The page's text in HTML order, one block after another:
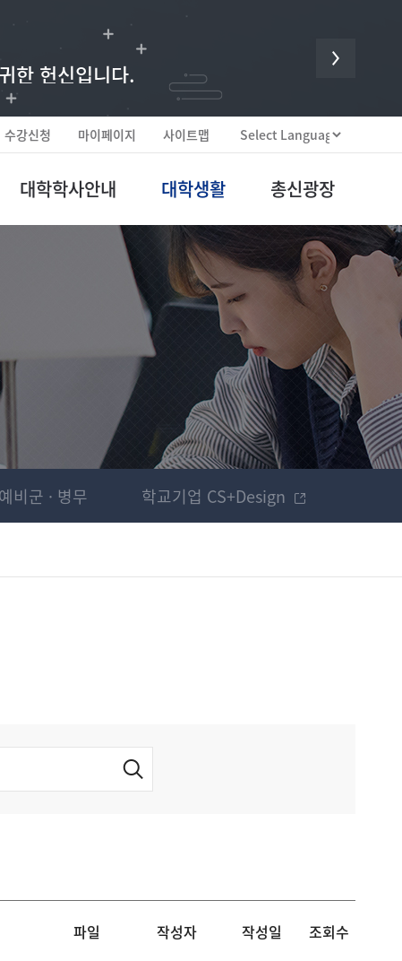
한 헌신입니다.
수강신청 마이페이지 사이트맵
대학학사안내 대학생활 총신광장
예비군 · 병무 학교기업 CS+Design
파일 작성자 작성일 조회수